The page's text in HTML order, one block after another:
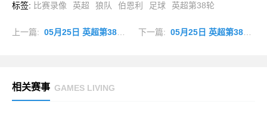
标签: 比赛录像 英超 狼队 伯恩利 足球 英超第38轮
上一篇: 05月25日 英超第38轮 富勒姆vs纽卡斯尔联 全场录像 下一篇:05月25日 英超第38轮 布莱顿vs曼联 全场录像
相关赛事 GAMES LIVING